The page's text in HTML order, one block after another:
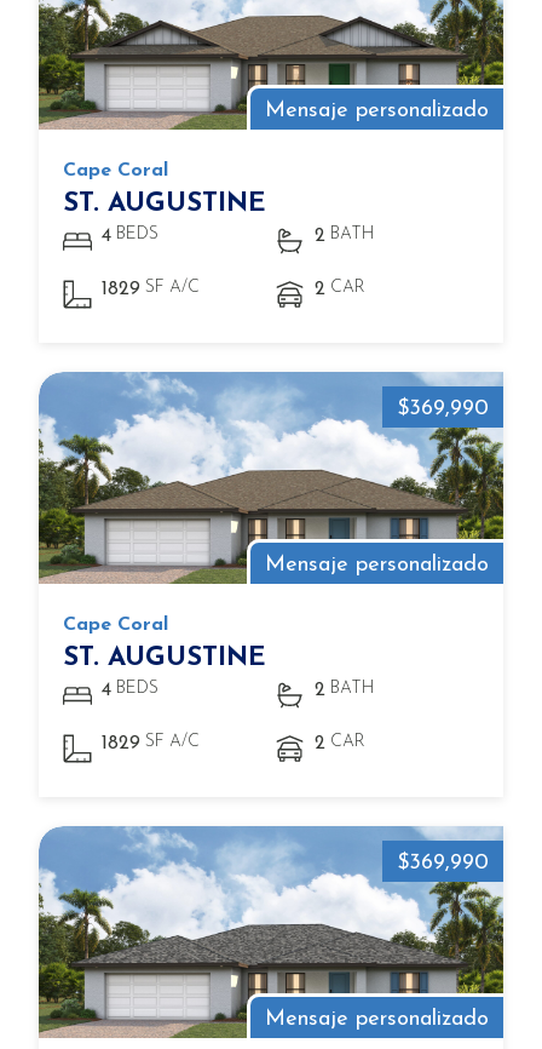
Mensaje personalizado
Cape Coral
ST. AUGUSTINE
4 BEDS 2 BATH
1829 SF A/C 2 CAR
Mensaje personalizado
$369,990
Cape Coral
ST. AUGUSTINE
4 BEDS 2 BATH
1829 SF A/C 2 CAR
Mensaje personalizado
$369,990